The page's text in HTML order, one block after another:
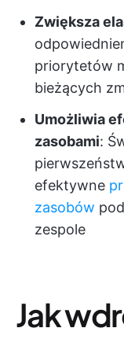
Zwiększa
priorytetów
bieżących
Umożliwia
zasobami:
efektywne
zasobów
zespole
Jak